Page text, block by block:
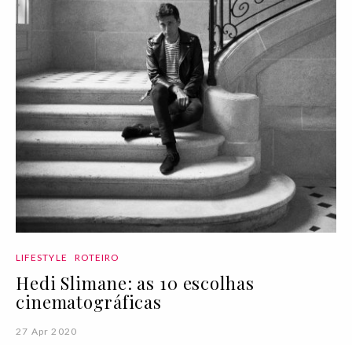
LIFESTYLE ROTEIRO
Hedi Slimane: as 10 escolhas
cinematográficas
27 Apr 2020